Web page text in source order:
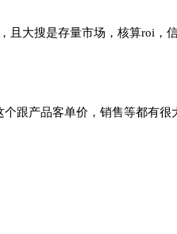
大搜是存量市场，核算roi，
跟产品客单价，销售等都有